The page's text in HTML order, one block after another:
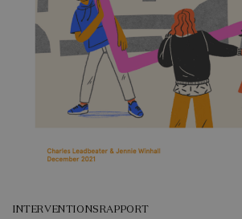
INTERVENTIONSRAPPORT